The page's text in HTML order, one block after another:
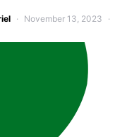
November 13, 2023